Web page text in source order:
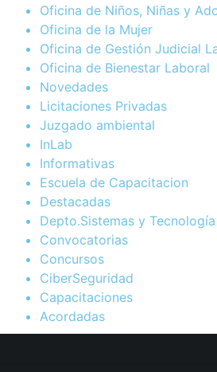
Oficina de Niños, Niñas y
Oficina de la Mujer
Oficina de Gestión Judicial
Oficina de Bienestar Laboral
Novedades
Licitaciones Privadas
Juzgado ambiental
InLab
Informativas
Escuela de Capacitacion
Destacadas
Depto.Sistemas y
Convocatorias
Concursos
CiberSeguridad
Capacitaciones
Acordadas